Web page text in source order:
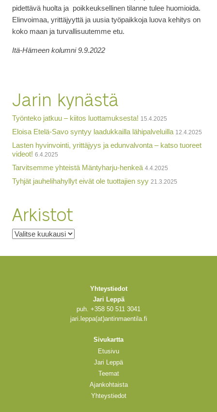
pidettävä huolta ja poikkeuksellinen tilanne tulee huomioida.
Elinvoimaa, yrittäjyyttä ja uusia työpaikkoja luova kehitys on
koko maan ja turvallisuutemme etu.
Itä-Hämeen kolumni 9.9.2022
Jarin kynästä
Työnteko jatkuu – kiitos luottamuksesta! 15.4.2025
Eloisa Etelä-Savo syntyy laadukkailla lähipalveluilla 12.4.2025
Lasten hyvinvointi, yrittäjyys ja edunvalvonta – katso tuoreet
videot! 6.4.2025
Tarvitsemme yhteistä Mäntyharju-henkeä 4.4.2025
Tyhjät jauhelihahyllyt eivät ole tuottajien syy 21.3.2025
Arkistot
Arkistot
Yhteystiedot
Jari Leppä
puh. +358 50 511 3041
jari.leppa(at)antinmaentila.fi
Sivukartta
Etusivu
Jari Leppä
Teemat
Ajankohtaista
Yhteystiedot